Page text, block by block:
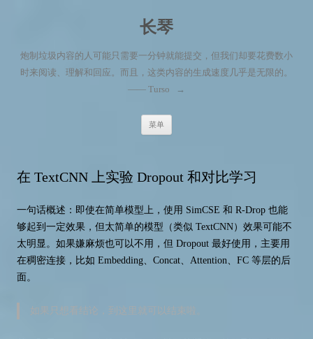
长琴
炮制垃圾内容的人可能只需要一分钟就能提交，但我们却要花费数小
时来阅读、理解和回应。而且，这类内容的生成速度几乎是无限的。
—— Turso
→
菜单
在 TextCNN 上实验 Dropout 和对比学习
一句话概述：即使在简单模型上，使用 SimCSE 和 R-Drop 也能
够起到一定效果，但太简单的模型（类似 TextCNN）效果可能不
太明显。如果嫌麻烦也可以不用，但 Dropout 最好使用，主要用
在稠密连接，比如 Embedding、Concat、Attention、FC 等层的后
面。
如果只想看结论，到这里就可以结束啦。